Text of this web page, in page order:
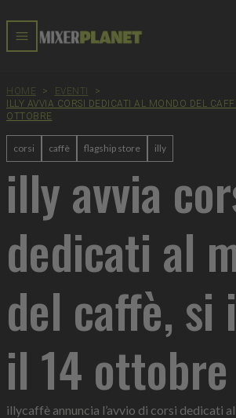
HOME > EVENTI
>
ILLY AVVIA CORSI DEDICATI AL MONDO DEL
OTTOBRE
corsi caffè flagship store illy
illy avvia
dedicati al
del caffè, si
il 14 ottobre
illycaffè annuncia l’avvio di corsi dedicati